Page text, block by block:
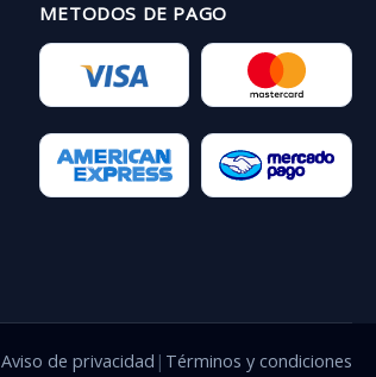
METODOS DE PAGO
Aviso de privacidad | Términos y condiciones